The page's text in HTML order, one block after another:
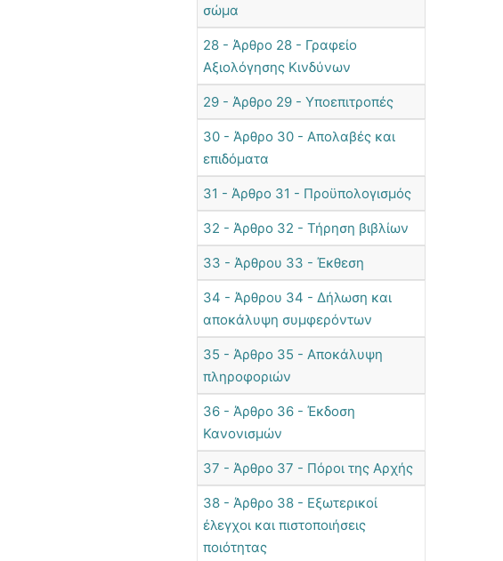
σώμα
28 - Άρθρο 28 - Γραφείο
Αξιολόγησης Κινδύνων
29 - Άρθρο 29 - Υποεπιτροπές
30 - Άρθρο 30 - Απολαβές και
επιδόματα
31 - Άρθρο 31 - Προϋπολογισμός
32 - Άρθρο 32 - Τήρηση βιβλίων
33 - Άρθρου 33 - Έκθεση
34 - Άρθρου 34 - Δήλωση και
αποκάλυψη συμφερόντων
35 - Άρθρο 35 - Αποκάλυψη
πληροφοριών
36 - Άρθρο 36 - Έκδοση
Κανονισμών
37 - Άρθρο 37 - Πόροι της Αρχής
38 - Άρθρο 38 - Εξωτερικοί
έλεγχοι και πιστοποιήσεις
ποιότητας